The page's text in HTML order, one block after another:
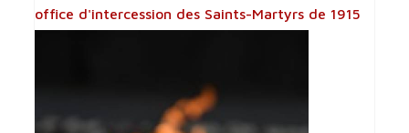
office d'intercession des Saints-Martyrs de 1915